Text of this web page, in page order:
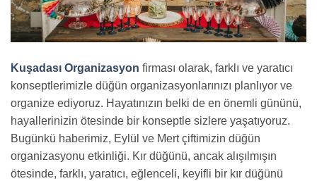
Kuşadası Organizasyon firması olarak, farklı ve yaratıcı
konseptlerimizle düğün organizasyonlarınızı planlıyor ve
organize ediyoruz. Hayatınızın belki de en önemli gününü,
hayallerinizin ötesinde bir konseptle sizlere yaşatıyoruz.
Bugünkü haberimiz, Eylül ve Mert çiftimizin düğün
organizasyonu etkinliği. Kır düğünü, ancak alışılmışın
ötesinde, farklı, yaratıcı, eğlenceli, keyifli bir kır düğünü